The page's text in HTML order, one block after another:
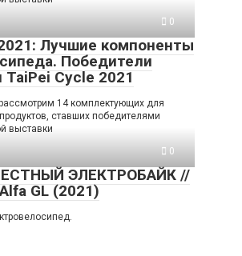
0
Лучшие компоненты
Победители
TaiPei Cycle 2021
14 комплектующих для
ставших победителями
выставки
0
ЭЛЕКТРОБАЙК //
GL (2021)